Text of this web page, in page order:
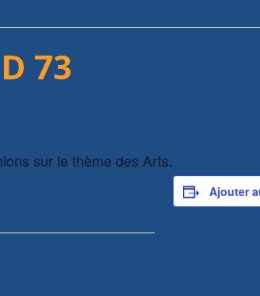
73
sur le thème des Arts.
Ajouter